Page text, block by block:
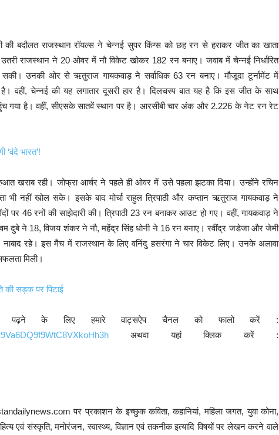
की बदौलत राजस्थान रॉयल्स ने चेन्नई सुपर किंग्स को छह रन से हराकर जीत का खाता
राजस्थान ने 20 ओवर में नौ विकेट खोकर 182 रन बनाए। जवाब में चेन्नई निर्धारित
उनकी ओर से ऋतुराज गायकवाड़ ने सर्वाधिक 63 रन बनाए। मौजूदा टूर्नामेंट में
वहीं, चेन्नई की यह लगातार दूसरी हार है। दिलचस्प बात यह है कि इस जीत के साथ
गया है। वहीं, सीएसके सातवें स्थान पर है। आरसीबी चार अंक और 2.226 के नेट रन रेट
भारत’!
खराब रही। जोफ्रा आर्चर ने पहले ही ओवर में उसे पहला झटका दिया। उन्होंने रचिन
भी नहीं खोल सके। इसके बाद मोर्चा राहुल त्रिपाठी और कप्तान ऋतुराज गायकवाड़ ने
पर 46 रनों की साझेदारी की। त्रिपाठी 23 रन बनाकर आउट हो गए। वहीं, गायकवाड़ ने
दुबे ने 18, विजय शंकर ने नौ, महेंद्र सिंह धोनी ने 16 रन बनाए। रवींद्र जडेजा और जेमी
रहे। इस मैच में राजस्थान के लिए वनिंदु हसरंगा ने चार विकेट लिए। उनके अलावा
मिली।
की सड़क पर पिटाई
पढ़ने के लिए हमारे वाट्सऐप चैनल को फालो करें :
अथवा यहां क्लिक करें :
पर प्रकाशन के इच्छुक कविता, कहानियां, महिला जगत, युवा कोना,
एवं संस्कृति, मनोरंजन, स्वास्थ्य, विज्ञान एवं तकनीक इत्यादि विषयों पर लेखन करने वाले